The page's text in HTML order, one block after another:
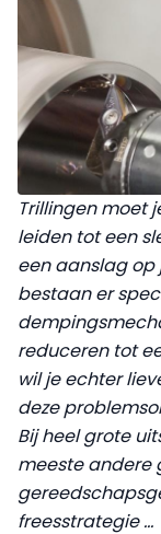
Trillingen moet
leiden tot een
een aanslag
bestaan er
reduceren tot
wil je echter
deze
Bij heel grote
meeste andere
freesstrategie …